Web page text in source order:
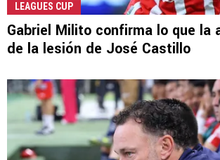
LEAGUES CUP
Gabriel Milito confirma lo que la
de la lesión de José Castillo